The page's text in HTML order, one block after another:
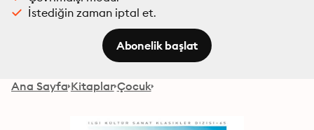
İstediğin zaman iptal et.
Abonelik başlat
Ana Sayfa Kitaplar Çocuk